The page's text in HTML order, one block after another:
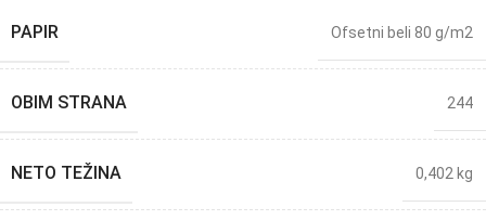
PAPIR Ofsetni beli 80 g/m2
OBIM STRANA 244
NETO TEŽINA 0,402 kg